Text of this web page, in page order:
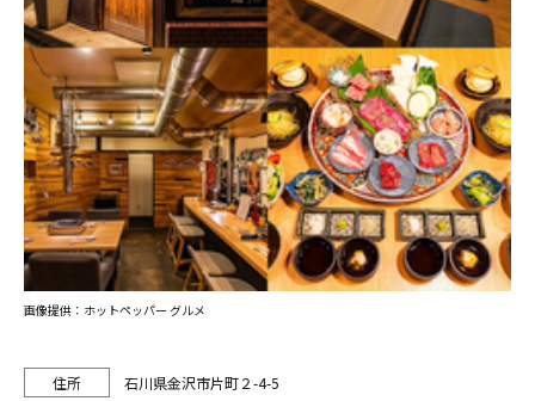
石川県金沢市片町２-4-5
画像提供：ホットペッパー グルメ